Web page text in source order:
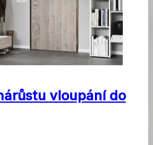
vloupání do